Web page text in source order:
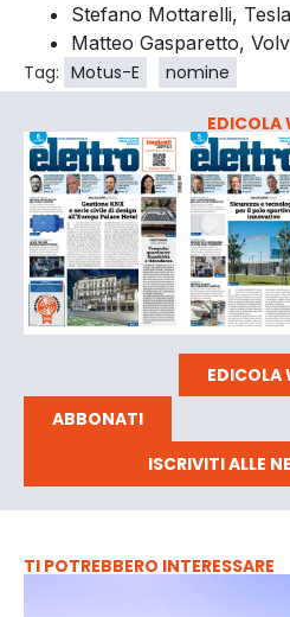
Stefano Mottarelli,
Matteo Gasparetto,
Tag: Motus-E nomine
EDICOLA
EDICOLA
ABBONATI
ISCRIVITI ALLE
TI POTREBBERO INTERESSARE